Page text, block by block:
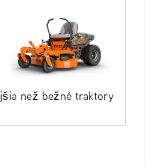
než bežné traktory